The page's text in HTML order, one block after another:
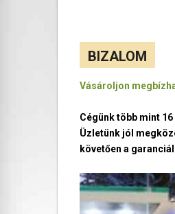
BIZALOM
Vásároljon
Cégünk több mint
Üzletünk jól
követően a